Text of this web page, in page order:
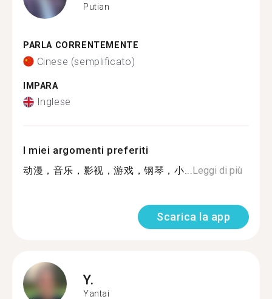
Putian
PARLA CORRENTEMENTE
Cinese (semplificato)
IMPARA
Inglese
I miei argomenti preferiti
动漫，音乐，影视，游戏，钢琴，小...Leggi di più
Scarica la app
Y.
Yantai